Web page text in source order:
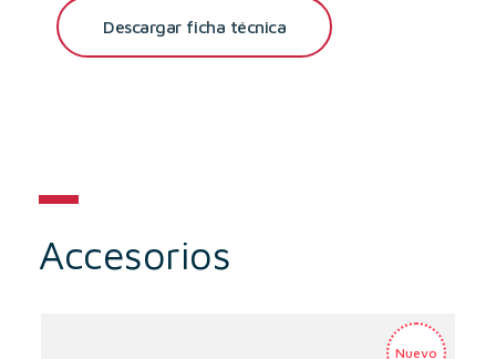
Descargar ficha técnica
Accesorios